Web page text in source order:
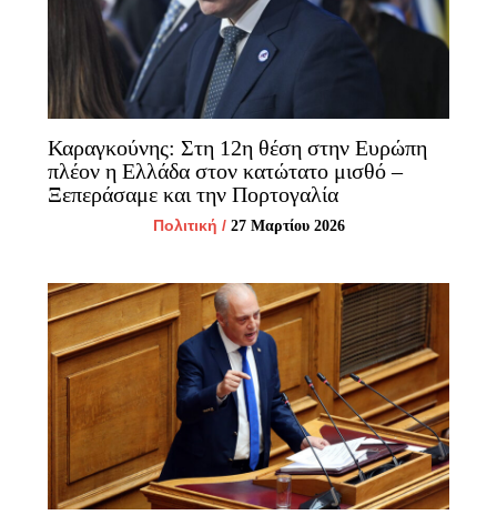
Καραγκούνης: Στη 12η θέση στην Ευρώπη
πλέον η Ελλάδα στον κατώτατο μισθό –
Ξεπεράσαμε και την Πορτογαλία
Πολιτική / 27 Μαρτίου 2026